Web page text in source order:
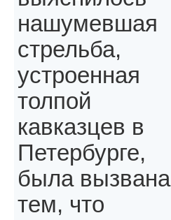
нашумевшая
стрельба,
устроенная
толпой
кавказцев в
Петербурге,
была вызвана
тем, что